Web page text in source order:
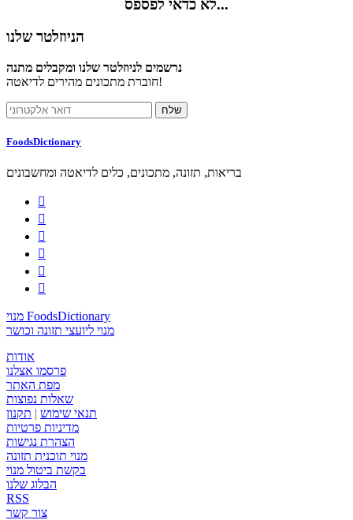
לא כדאי לפספס...
הניוזלטר שלנו
נרשמים לניוזלטר שלנו ומקבלים מתנה
חוברת מתכונים מהירים לדיאטה!
FoodsDictionary
בריאות, תזונה, מתכונים, כלים לדיאטה ומחשבונים






מנוי FoodsDictionary
מנוי ליועצי תזונה וכושר
אודות
פרסמו אצלנו
מפת האתר
שאלות נפוצות
תנאי שימוש | תקנון
מדיניות פרטיות
הצהרת נגישות
מנוי תוכנית תזונה
בקשת ביטול מנוי
הבלוג שלנו
RSS
צור קשר